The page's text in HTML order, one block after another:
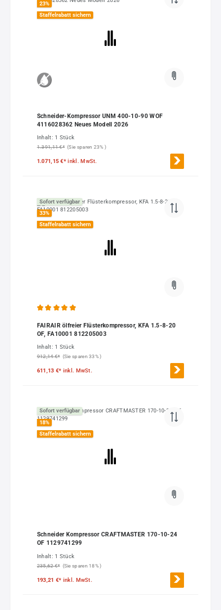
23%
Staffelrabatt sichern
Schneider-Kompressor UNM 400-10-90 WOF
4116028362 Neues Modell 2026
Inhalt: 1 Stück
1.391,11 €* (Sie sparen 23% )
1.071,15 €*inkl. MwSt.
Sofort verfügbar
33%
Staffelrabatt sichern
FAIRAIR ölfreier Flüsterkompressor, KFA 1.5-8-20
OF, FA10001 812205003
Inhalt: 1 Stück
912,14 €* (Sie sparen 33% )
611,13 €* inkl. MwSt.
Sofort verfügbar
18%
Staffelrabatt sichern
Schneider Kompressor CRAFTMASTER 170-10-24
OF 1129741299
Inhalt: 1 Stück
235,62 €* (Sie sparen 18% )
193,21 €* inkl. MwSt.